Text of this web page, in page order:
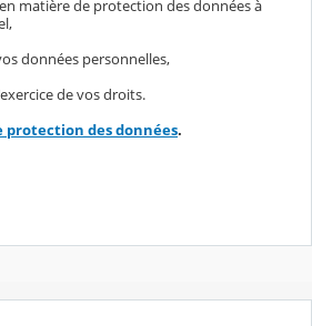
matière de protection des données à
données personnelles,
de vos droits.
protection des données.